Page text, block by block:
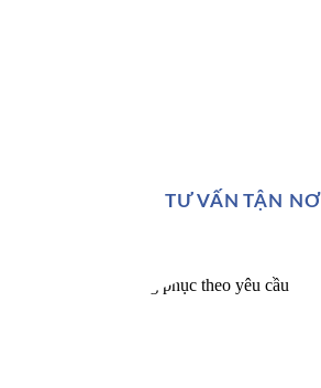
TƯ VẤN TẬN NƠI